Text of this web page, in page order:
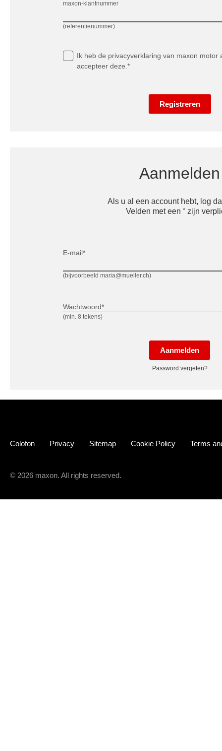
(referentienummer)
maxon-klantnummer
Ik heb de privacyverklaring van maxon motor
accepteer deze.*
Registreren
Aanmelden
Als u al een account hebt, log
Velden met een * zijn
(bijvoorbeeld maria@mueller.ch)
E-mail*
(min. 8 tekens)
Wachtwoord*
Aanmelden
Password vergeten?
Colofon Privacy Sitemap Cookie Policy Terms
© 2026 maxon. All rights reserved.